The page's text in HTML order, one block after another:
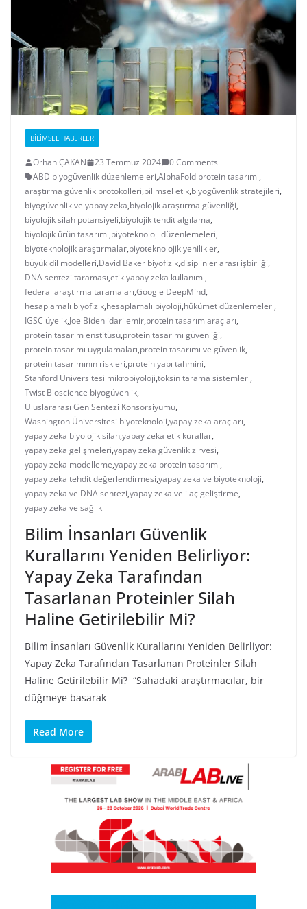
BILIMSEL HABERLER
Orhan ÇAKAN 23 Temmuz 2024
0 Comments
ABD biyogüvenlik düzenlemeleri,AlphaFold protein tasarımı,
araştırma güvenlik protokolleri,bilimsel etik,biyogüvenlik stratejileri,
biyogüvenlik ve yapay zeka,biyolojik araştırma güvenliği,
biyolojik silah potansiyeli,biyolojik tehdit algılama,
biyolojik ürün tasarımı,biyoteknoloji düzenlemeleri,
biyoteknolojik araştırmalar,biyoteknolojik yenilikler,
büyük dil modelleri,David Baker biyofizik,disiplinler arası işbirliği,
DNA sentezi taraması,etik yapay zeka kullanımı,
federal araştırma taramaları,Google DeepMind,
hesaplamalı biyofizik,hesaplamalı biyoloji,hükümet düzenlemeleri,
IGSC üyelik,Joe Biden idari emir,protein tasarım araçları,
protein tasarım enstitüsü,protein tasarımı güvenliği,
protein tasarımı uygulamaları,protein tasarımı ve güvenlik,
protein tasarımının riskleri,protein yapı tahmini,
Stanford Üniversitesi mikrobiyoloji,toksin tarama sistemleri,
Twist Bioscience biyogüvenlik,
Uluslararası Gen Sentezi Konsorsiyumu,
Washington Üniversitesi biyoteknoloji,yapay zeka araçları,
yapay zeka biyolojik silah,yapay zeka etik kurallar,
yapay zeka gelişmeleri,yapay zeka güvenlik zirvesi,
yapay zeka modelleme,yapay zeka protein tasarımı,
yapay zeka tehdit değerlendirmesi,yapay zeka ve biyoteknoloji,
yapay zeka ve DNA sentezi,yapay zeka ve ilaç geliştirme,
yapay zeka ve sağlık
Bilim İnsanları Güvenlik
Kurallarını Yeniden Belirliyor:
Yapay Zeka Tarafından
Tasarlanan Proteinler Silah
Haline Getirilebilir Mi?
Bilim İnsanları Güvenlik Kurallarını Yeniden Belirliyor:
Yapay Zeka Tarafından Tasarlanan Proteinler Silah
Haline Getirilebilir Mi? “Sahadaki araştırmacılar, bir
düğmeye basarak
Read More